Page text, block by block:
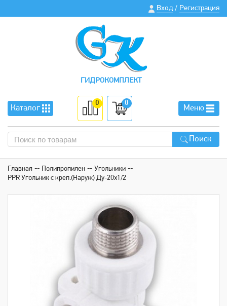
Вход / Регистрация
ГИДРОКОМПЛЕКТ
Каталог
0 0
Меню
Поиск
Главная Полипропилен
Угольники
PPR Угольник с креп.(Наруж) Ду-20х1/2